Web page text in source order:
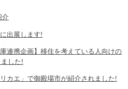
介
出展します!
連携企画】移住を考えている人向けの
した!
カエ」で御殿場市が紹介されました!